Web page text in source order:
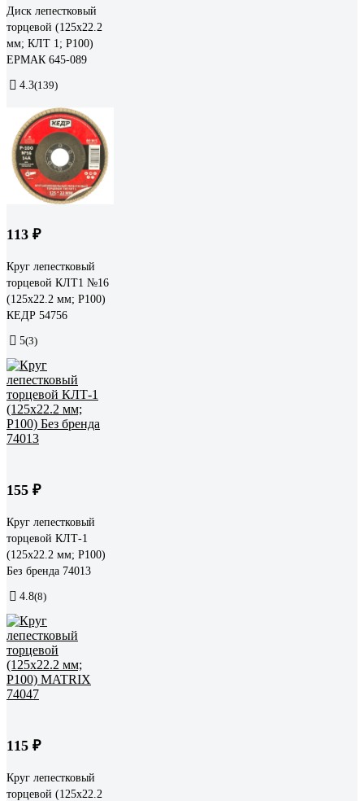
Диск лепестковый
торцевой (125х22.2
мм; КЛТ 1; Р100)
ЕРМАК 645-089
4.3(139)
113 ₽
Круг лепестковый
торцевой КЛТ1 №16
(125х22.2 мм; Р100)
КЕДР 54756
5(3)
155 ₽
Круг лепестковый
торцевой КЛТ-1
(125х22.2 мм; Р100)
Без бренда 74013
4.8(8)
115 ₽
Круг лепестковый
торцевой (125х22.2